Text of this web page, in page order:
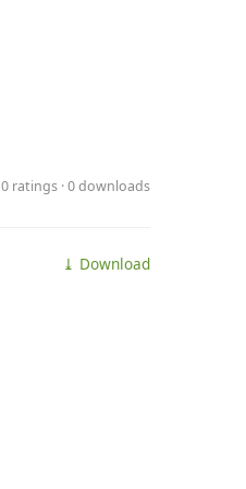
0 ratings · 0 downloads
⤓ Download